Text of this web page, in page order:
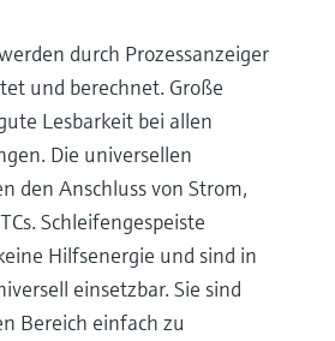
durch Prozessanzeiger
und berechnet. Große
Lesbarkeit bei allen
Die universellen
den Anschluss von Strom,
Schleifengespeiste
Hilfsenergie und sind in
einsetzbar. Sie sind
Bereich einfach zu